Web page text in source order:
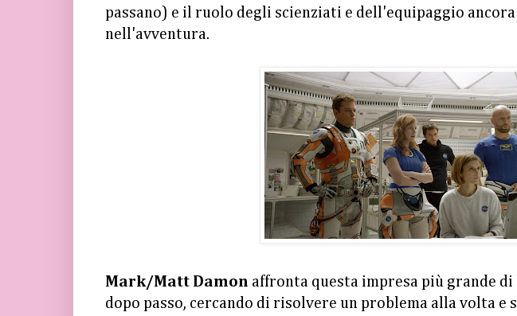
passano) e il ruolo degli scienziati e dell'equipaggio
nell'avventura.
Mark/Matt Damon affronta questa impresa più grande
dopo passo, cercando di risolvere un problema alla volta e